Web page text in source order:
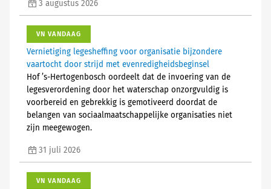
3 augustus 2026
VN VANDAAG
Vernietiging legesheffing voor organisatie bijzondere
vaartocht door strijd met evenredigheidsbeginsel
Hof ’s-Hertogenbosch oordeelt dat de invoering van de
legesverordening door het waterschap onzorgvuldig is
voorbereid en gebrekkig is gemotiveerd doordat de
belangen van sociaalmaatschappelijke organisaties niet
zijn meegewogen.
31 juli 2026
VN VANDAAG